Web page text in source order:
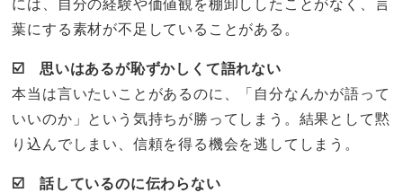
には、自分の経験や価値観を棚卸ししたことがなく、言
葉にする素材が不足していることがある。
☑️ 思いはあるが恥ずかしくて語れない
本当は言いたいことがあるのに、「自分なんかが語って
いいのか」という気持ちが勝ってしまう。結果として黙
り込んでしまい、信頼を得る機会を逃してしまう。
☑️ 話しているのに伝わらない